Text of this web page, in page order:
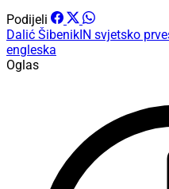
Podijeli
Dalić ŠibenikIN svjetsko
engleska
Oglas